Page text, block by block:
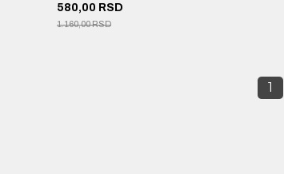
580,00 RSD
1.160,00 RSD
1